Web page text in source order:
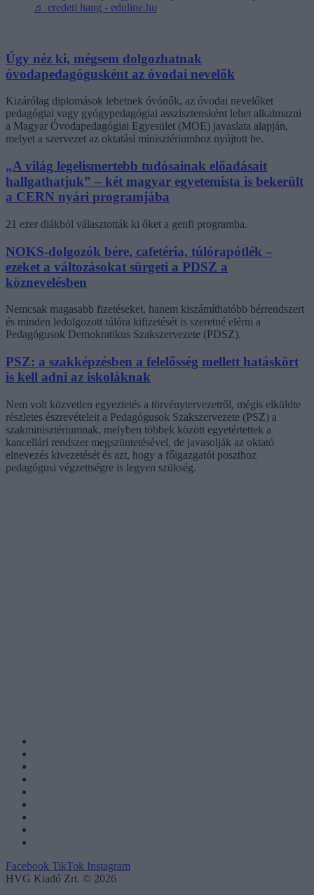
♬ eredeti hang - eduline.hu
Úgy néz ki, mégsem dolgozhatnak
óvodapedagógusként az óvodai nevelők
Kizárólag diplomások lehetnek óvónők, az óvodai nevelőket
pedagógiai vagy gyógypedagógiai asszisztensként lehet alkalmazni
a Magyar Óvodapedagógiai Egyesület (MOE) javaslata alapján,
melyet a szervezet az oktatási minisztériumhoz nyújtott be.
„A világ legelismertebb tudósainak előadásait
hallgathatjuk” – két magyar egyetemista is bekerült
a CERN nyári programjába
21 ezer diákból választották ki őket a genfi programba.
NOKS-dolgozók bére, cafetéria, túlórapótlék –
ezeket a változásokat sürgeti a PDSZ a
köznevelésben
Nemcsak magasabb fizetéseket, hanem kiszámíthatóbb bérrendszert
és minden ledolgozott túlóra kifizetését is szeretné elérni a
Pedagógusok Demokratikus Szakszervezete (PDSZ).
PSZ: a szakképzésben a felelősség mellett hatáskört
is kell adni az iskoláknak
Nem volt közvetlen egyeztetés a törvénytervezetről, mégis elküldte
részletes észrevételeit a Pedagógusok Szakszervezete (PSZ) a
szakminisztériumnak, melyben többek között egyetértettek a
kancellári rendszer megszüntetésével, de javasolják az oktató
elnevezés kivezetését és azt, hogy a főigazgatói poszthoz
pedagógusi végzettségre is legyen szükség.
Facebook TikTok Instagram
HVG Kiadó Zrt. © 2026